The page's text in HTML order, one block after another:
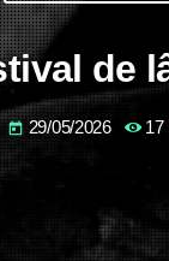
de
today 29/05/2026 17